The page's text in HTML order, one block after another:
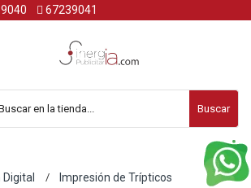
67239041
Buscar
Impresión de Trípticos